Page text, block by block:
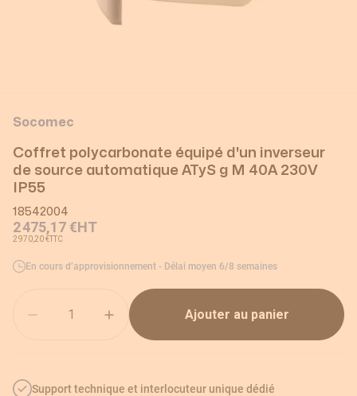
Socomec
Coffret polycarbonate équipé d'un inverseur
de source automatique ATyS g M 40A 230V
IP55
18542004
2 475,17 €HT
2 970,20 €TTC
En cours d’approvisionnement - Délai moyen 6/8 semaines
Ajouter au panier
Support technique et interlocuteur unique dédié